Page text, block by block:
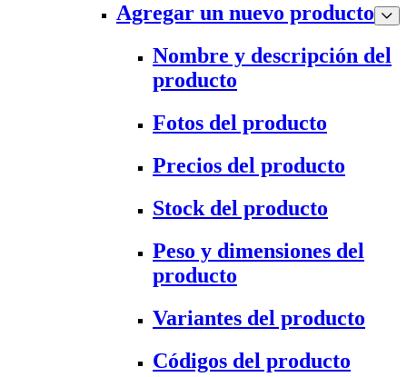
Agregar un nuevo producto
Nombre y descripción del
producto
Fotos del producto
Precios del producto
Stock del producto
Peso y dimensiones del
producto
Variantes del producto
Códigos del producto